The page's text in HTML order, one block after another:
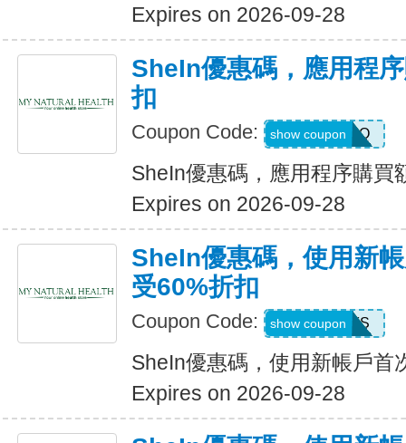
Expires on 2026-09-28
SheIn優惠碼，應用程
扣
Coupon Code: 4LA4Q
show coupon
SheIn優惠碼，應用程序購買
Expires on 2026-09-28
SheIn優惠碼，使用新
受60%折扣
Coupon Code: 8EEFS
show coupon
SheIn優惠碼，使用新帳戶首
Expires on 2026-09-28